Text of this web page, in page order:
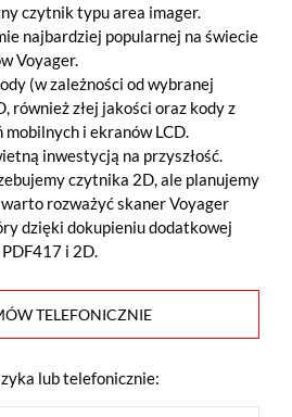
czytnik typu area imager.
najbardziej popularnej na świecie
Voyager.
(w zależności od wybranej
również złej jakości oraz kody z
i ekranów LCD.
inwestycją na przyszłość.
czytnika 2D, ale planujemy
rozważyć skaner Voyager
dzięki dokupieniu dodatkowej
i 2D.
TELEFONICZNIE
lub telefonicznie: